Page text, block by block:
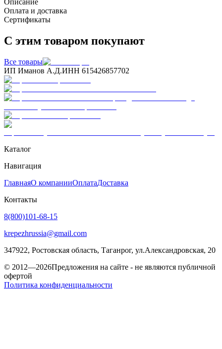
Оплата и доставка
Сертификаты
С этим товаром покупают
Все товары
ИП Иманов А.Д.ИНН 615426857702
Каталог
Навигация
ГлавнаяО компанииОплатаДоставка
Контакты
8(800)101-68-15
krepezhrussia@gmail.com
347922, Ростовская область, Таганрог, ул.Александровская, 20
© 2012—2026Предложения на сайте - не являются публичной
офертой
Политика конфиденциальности